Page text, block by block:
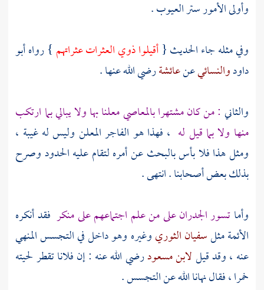
وأولى الأمور ستر العيوب .
وفي مثله جاء الحديث {أقيلوا ذوي العثرات عثراتهم } رواهأبو
داودوالنسائيعنعائشةرضي الله عنها .
والثاني : من كان مشتهرا بالمعاصي معلنا بها ولا يبالي بما ارتكب
منها ولا بما قيل له ، فهذا هو الفاجر المعلن وليس له غيبة ،
ومثل هذا فلا بأس بالبحث عن أمره لتقام عليه الحدود وصرح
بذلك بعض أصحابنا . انتهى .
وأماتسور الجدران على من علم اجتماعهم على منكر فقد أنكره
الأئمة مثلسفيان الثوريوغيره وهو داخل في التجسس المنهي
عنه ، وقد قيللابن مسعودرضي الله عنه : إن فلانا تقطر لحيته
خمرا ، فقال نهانا الله عن التجسس .